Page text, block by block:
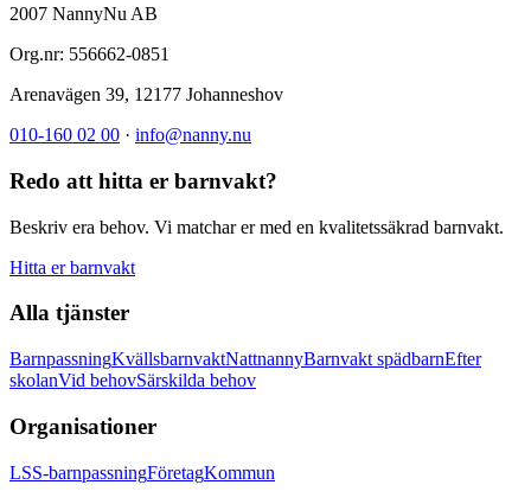
2007 NannyNu AB
Org.nr: 556662-0851
Arenavägen 39, 12177 Johanneshov
010-160 02 00 · info@nanny.nu
Redo att hitta er barnvakt?
Beskriv era behov. Vi matchar er med en kvalitetssäkrad barnvakt.
Hitta er barnvakt
Alla tjänster
BarnpassningKvällsbarnvaktNattnannyBarnvakt spädbarnEfter
skolanVid behovSärskilda behov
Organisationer
LSS-barnpassningFöretagKommun